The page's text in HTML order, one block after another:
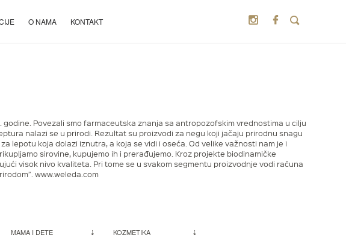
O NAMA KONTAKT
Povezali smo farmaceutska znanja sa antropozofskim vrednostima u cilju
nalazi se u prirodi. Rezultat su proizvodi za negu koji jačaju prirodnu snagu
lepotu koja dolazi iznutra, a koja se vidi i oseća. Od velike važnosti nam je i
sirovine, kupujemo ih i prerađujemo. Kroz projekte biodinamičke
visok nivo kvaliteta. Pri tome se u svakom segmentu proizvodnje vodi računa
www.weleda.com
MAMA I DETE KOZMETIKA